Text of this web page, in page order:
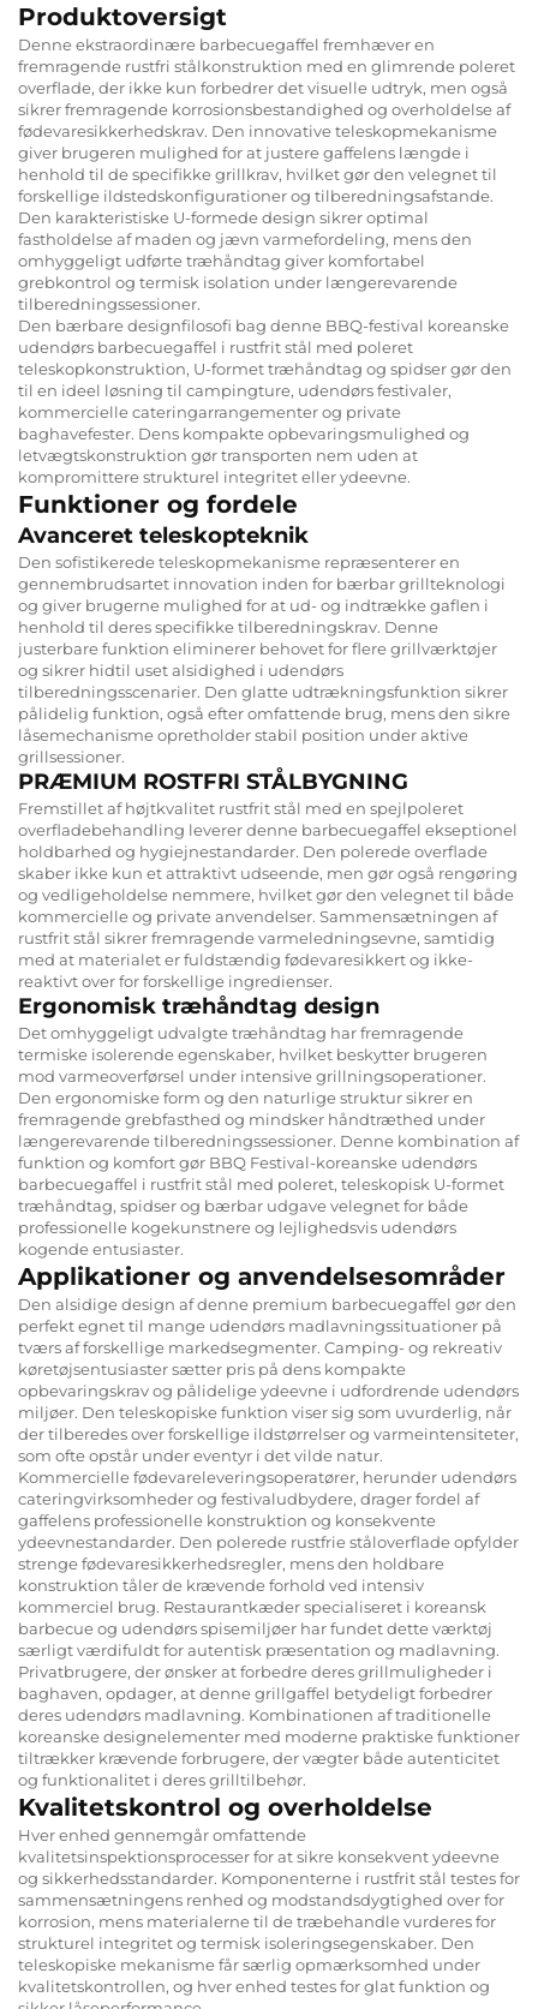
Produktoversigt
Denne ekstraordinære barbecuegaffel fremhæver en
fremragende rustfri stålkonstruktion med en glimrende poleret
overflade, der ikke kun forbedrer det visuelle udtryk, men også
sikrer fremragende korrosionsbestandighed og overholdelse af
fødevaresikkerhedskrav. Den innovative teleskopmekanisme
giver brugeren mulighed for at justere gaffelens længde i
henhold til de specifikke grillkrav, hvilket gør den velegnet til
forskellige ildstedskonfigurationer og tilberedningsafstande.
Den karakteristiske U-formede design sikrer optimal
fastholdelse af maden og jævn varmefordeling, mens den
omhyggeligt udførte træhåndtag giver komfortabel
grebkontrol og termisk isolation under længerevarende
tilberedningssessioner.
Den bærbare designfilosofi bag denne BBQ-festival koreanske
udendørs barbecuegaffel i rustfrit stål med poleret
teleskopkonstruktion, U-formet træhåndtag og spidser gør den
til en ideel løsning til campingture, udendørs festivaler,
kommercielle cateringarrangementer og private
baghavefester. Dens kompakte opbevaringsmulighed og
letvægtskonstruktion gør transporten nem uden at
kompromittere strukturel integritet eller ydeevne.
Funktioner og fordele
Avanceret teleskopteknik
Den sofistikerede teleskopmekanisme repræsenterer en
gennembrudsartet innovation inden for bærbar grillteknologi
og giver brugerne mulighed for at ud- og indtrække gaflen i
henhold til deres specifikke tilberedningskrav. Denne
justerbare funktion eliminerer behovet for flere grillværktøjer
og sikrer hidtil uset alsidighed i udendørs
tilberedningsscenarier. Den glatte udtrækningsfunktion sikrer
pålidelig funktion, også efter omfattende brug, mens den sikre
låsemechanisme opretholder stabil position under aktive
grillsessioner.
PRÆMIUM ROSTFRI STÅLBYGNING
Fremstillet af højtkvalitet rustfrit stål med en spejlpoleret
overfladebehandling leverer denne barbecuegaffel ekseptionel
holdbarhed og hygiejnestandarder. Den polerede overflade
skaber ikke kun et attraktivt udseende, men gør også rengøring
og vedligeholdelse nemmere, hvilket gør den velegnet til både
kommercielle og private anvendelser. Sammensætningen af
rustfrit stål sikrer fremragende varmeledningsevne, samtidig
med at materialet er fuldstændig fødevaresikkert og ikke-
reaktivt over for forskellige ingredienser.
Ergonomisk træhåndtag design
Det omhyggeligt udvalgte træhåndtag har fremragende
termiske isolerende egenskaber, hvilket beskytter brugeren
mod varmeoverførsel under intensive grillningsoperationer.
Den ergonomiske form og den naturlige struktur sikrer en
fremragende grebfasthed og mindsker håndtræthed under
længerevarende tilberedningssessioner. Denne kombination af
funktion og komfort gør BBQ Festival-koreanske udendørs
barbecuegaffel i rustfrit stål med poleret, teleskopisk U-formet
træhåndtag, spidser og bærbar udgave velegnet for både
professionelle kogekunstnere og lejlighedsvis udendørs
kogende entusiaster.
Applikationer og anvendelsesområder
Den alsidige design af denne premium barbecuegaffel gør den
perfekt egnet til mange udendørs madlavningssituationer på
tværs af forskellige markedsegmenter. Camping- og rekreativ
køretøjsentusiaster sætter pris på dens kompakte
opbevaringskrav og pålidelige ydeevne i udfordrende udendørs
miljøer. Den teleskopiske funktion viser sig som uvurderlig, når
der tilberedes over forskellige ildstørrelser og varmeintensiteter,
som ofte opstår under eventyr i det vilde natur.
Kommercielle fødevareleveringsoperatører, herunder udendørs
cateringvirksomheder og festivaludbydere, drager fordel af
gaffelens professionelle konstruktion og konsekvente
ydeevnestandarder. Den polerede rustfrie ståloverflade opfylder
strenge fødevaresikkerhedsregler, mens den holdbare
konstruktion tåler de krævende forhold ved intensiv
kommerciel brug. Restaurantkæder specialiseret i koreansk
barbecue og udendørs spisemiljøer har fundet dette værktøj
særligt værdifuldt for autentisk præsentation og madlavning.
Privatbrugere, der ønsker at forbedre deres grillmuligheder i
baghaven, opdager, at denne grillgaffel betydeligt forbedrer
deres udendørs madlavning. Kombinationen af traditionelle
koreanske designelementer med moderne praktiske funktioner
tiltrækker krævende forbrugere, der vægter både autenticitet
og funktionalitet i deres grilltilbehør.
Kvalitetskontrol og overholdelse
Hver enhed gennemgår omfattende
kvalitetsinspektionsprocesser for at sikre konsekvent ydeevne
og sikkerhedsstandarder. Komponenterne i rustfrit stål testes for
sammensætningens renhed og modstandsdygtighed over for
korrosion, mens materialerne til de træbehandle vurderes for
strukturel integritet og termisk isoleringsegenskaber. Den
teleskopiske mekanisme får særlig opmærksomhed under
kvalitetskontrollen, og hver enhed testes for glat funktion og